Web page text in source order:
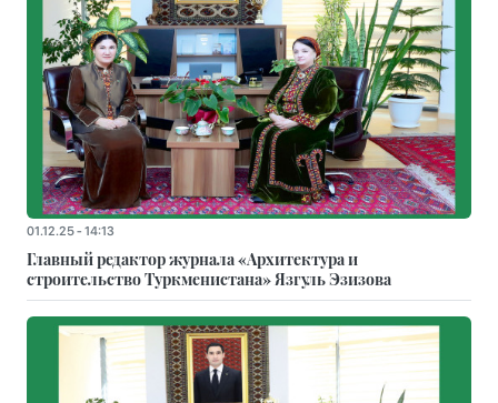
01.12.25 - 14:13
Главный редактор журнала «Архитектура и
строительство Туркменистана» Язгуль Эзизова